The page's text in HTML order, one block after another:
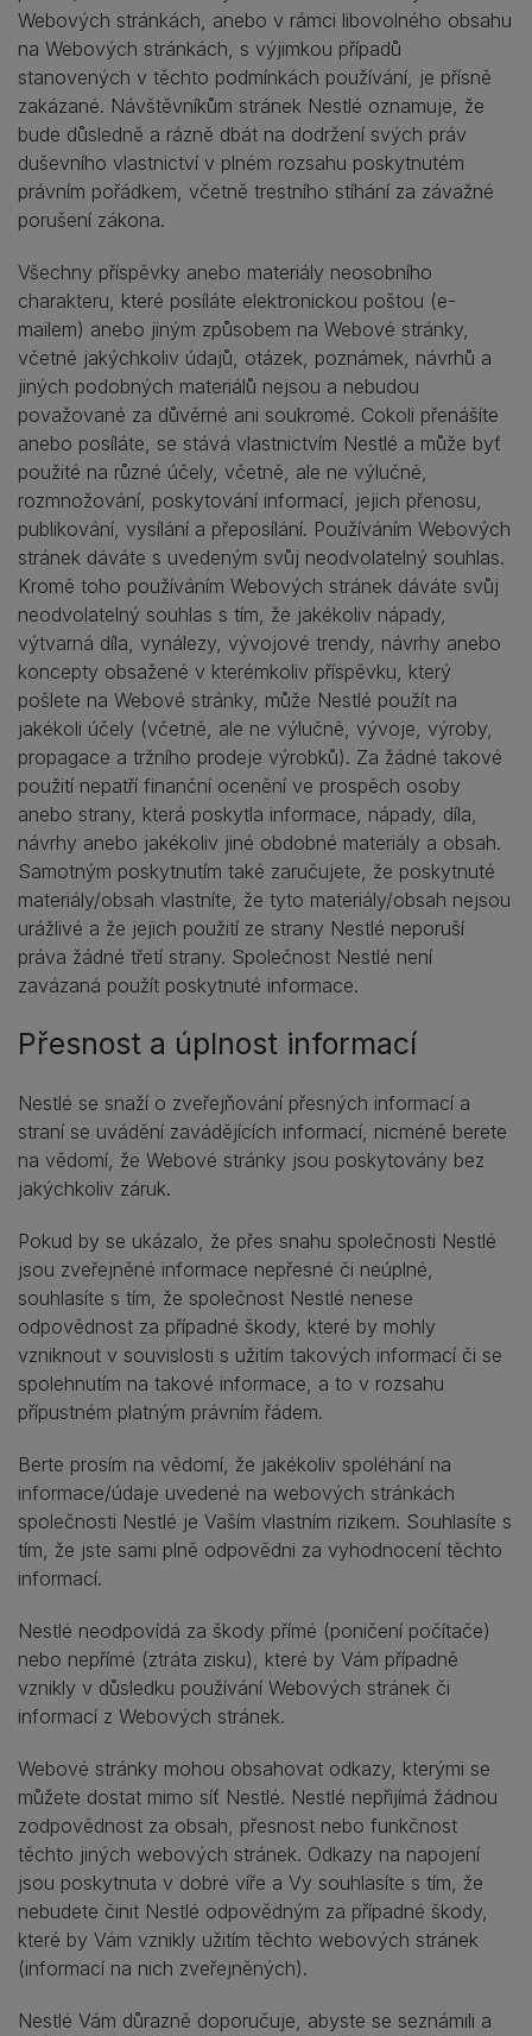
Webových stránkách, anebo v rámci libovolného obsahu
na Webových stránkách, s výjimkou případů
stanovených v těchto podmínkách používání, je přísně
zakázané. Návštěvníkům stránek Nestlé oznamuje, že
bude důsledně a rázně dbát na dodržení svých práv
duševního vlastnictví v plném rozsahu poskytnutém
právním pořádkem, včetně trestního stíhání za závažné
porušení zákona.
Všechny příspěvky anebo materiály neosobního
charakteru, které posíláte elektronickou poštou (e-
mailem) anebo jiným způsobem na Webové stránky,
včetně jakýchkoliv údajů, otázek, poznámek, návrhů a
jiných podobných materiálů nejsou a nebudou
považované za důvěrné ani soukromé. Cokoli přenášíte
anebo posíláte, se stává vlastnictvím Nestlé a může byť
použité na různé účely, včetně, ale ne výlučně,
rozmnožování, poskytování informací, jejich přenosu,
publikování, vysílání a přeposílání. Používáním Webových
stránek dáváte s uvedeným svůj neodvolatelný souhlas.
Kromě toho používáním Webových stránek dáváte svůj
neodvolatelný souhlas s tím, že jakékoliv nápady,
výtvarná díla, vynálezy, vývojové trendy, návrhy anebo
koncepty obsažené v kterémkoliv příspěvku, který
pošlete na Webové stránky, může Nestlé použít na
jakékoli účely (včetně, ale ne výlučně, vývoje, výroby,
propagace a tržního prodeje výrobků). Za žádné takové
použití nepatří finanční ocenění ve prospěch osoby
anebo strany, která poskytla informace, nápady, díla,
návrhy anebo jakékoliv jiné obdobné materiály a obsah.
Samotným poskytnutím také zaručujete, že poskytnuté
materiály/obsah vlastníte, že tyto materiály/obsah nejsou
urážlivé a že jejich použití ze strany Nestlé neporuší
práva žádné třetí strany. Společnost Nestlé není
zavázaná použít poskytnuté informace.
Přesnost a úplnost informací
Nestlé se snaží o zveřejňování přesných informací a
straní se uvádění zavádějících informací, nicméně berete
na vědomí, že Webové stránky jsou poskytovány bez
jakýchkoliv záruk.
Pokud by se ukázalo, že přes snahu společnosti Nestlé
jsou zveřejněné informace nepřesné či neúplné,
souhlasíte s tím, že společnost Nestlé nenese
odpovědnost za případné škody, které by mohly
vzniknout v souvislosti s užitím takových informací či se
spolehnutím na takové informace, a to v rozsahu
přípustném platným právním řádem.
Berte prosím na vědomí, že jakékoliv spoléhání na
informace/údaje uvedené na webových stránkách
společnosti Nestlé je Vaším vlastním rizikem. Souhlasíte s
tím, že jste sami plně odpovědni za vyhodnocení těchto
informací.
Nestlé neodpovídá za škody přímé (poničení počítače)
nebo nepřímé (ztráta zisku), které by Vám případně
vznikly v důsledku používání Webových stránek či
informací z Webových stránek.
Webové stránky mohou obsahovat odkazy, kterými se
můžete dostat mimo síť Nestlé. Nestlé nepřijímá žádnou
zodpovědnost za obsah, přesnost nebo funkčnost
těchto jiných webových stránek. Odkazy na napojení
jsou poskytnuta v dobré víře a Vy souhlasíte s tím, že
nebudete činit Nestlé odpovědným za případné škody,
které by Vám vznikly užitím těchto webových stránek
(informací na nich zveřejněných).
Nestlé Vám důrazně doporučuje, abyste se seznámili a